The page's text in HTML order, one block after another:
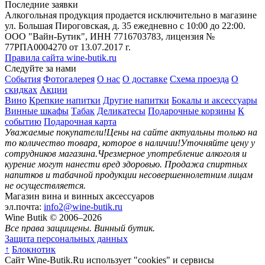
Последние заявки
Алкогольная продукция продается исключительно в магазине
ул. Большая Пироговская, д. 35 ежедневно с 10:00 до 22:00.
ООО "Вайн-Бутик", ИНН 7716703783, лицензия №
77РПА0004270 от 13.07.2017 г.
Правила сайта wine-butik.ru
Следуйте за нами
События Фотогалерея О нас О доставке Схема проезда О
скидках Акции
Вино Крепкие напитки Другие напитки Бокалы и аксессуары
Винные шкафы Табак Деликатесы Подарочные корзины К
событию Подарочная карта
Уважаемые покупатели!Цены на сайте актуальны только на
то количество товара, которое в наличии!Уточняйте цену у
сотрудников магазина.Чрезмерное употребление алкоголя и
курение могут нанести вред здоровью. Продажа спиртных
напитков и табачной продукции несовершеннолетним лицам
не осуществляется.
Магазин вина и винных аксессуаров
эл.почта: info2@wine-butik.ru
Wine Butik © 2006–2026
Все права защищены. Винный бутик.
Защита персональных данных
↑ Блокнотик
Сайт Wine-Butik.Ru использует "cookies" и сервисы